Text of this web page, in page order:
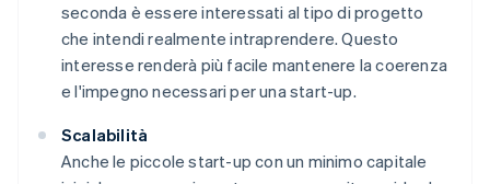
seconda è essere interessati al tipo di progetto
che intendi realmente intraprendere. Questo
interesse renderà più facile mantenere la coerenza
e l'impegno necessari per una start-up.
Scalabilità
Anche le piccole start-up con un minimo capitale